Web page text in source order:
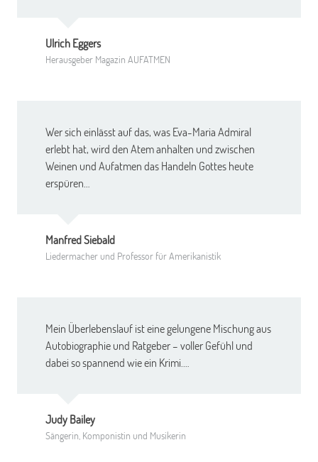
Ulrich Eggers
Herausgeber Magazin AUFATMEN
Wer sich einlässt auf das, was Eva-Maria Admiral
erlebt hat, wird den Atem anhalten und zwischen
Weinen und Aufatmen das Handeln Gottes heute
erspüren…
Manfred Siebald
Liedermacher und Professor für Amerikanistik
Mein Überlebenslauf ist eine gelungene Mischung aus
Autobiographie und Ratgeber – voller Gefühl und
dabei so spannend wie ein Krimi.…
Judy Bailey
Sängerin, Komponistin und Musikerin